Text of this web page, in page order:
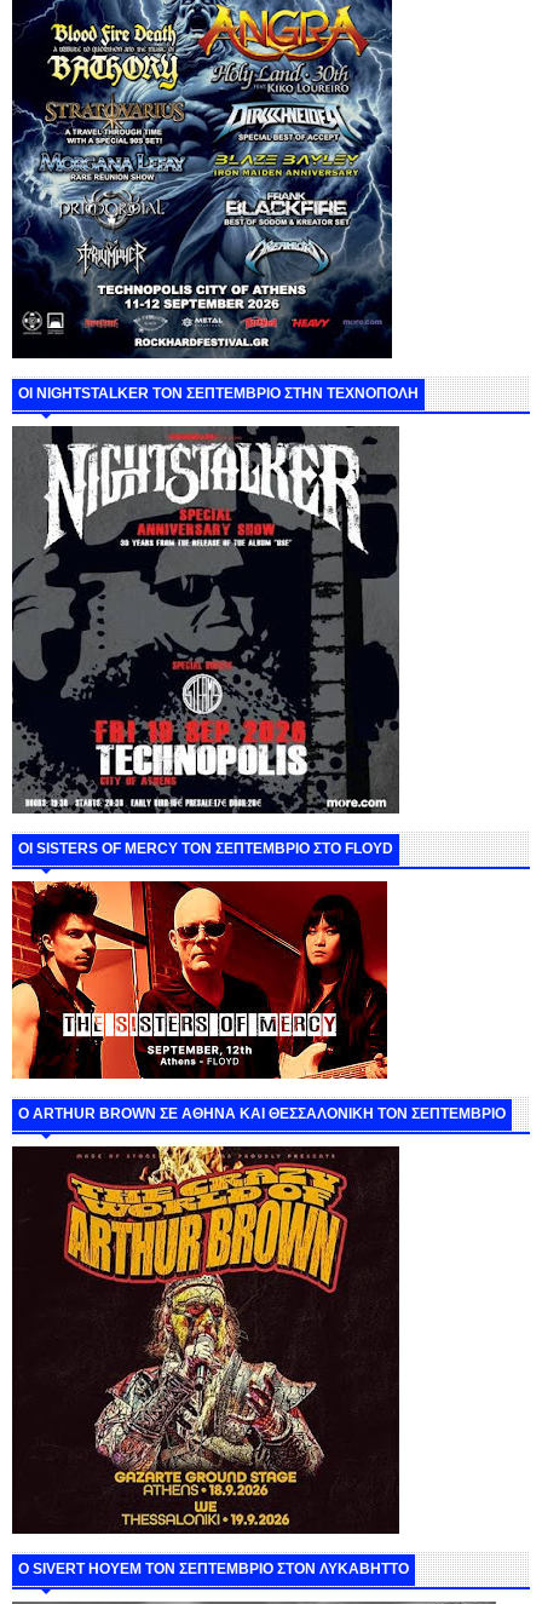
ΟΙ NIGHTSTALKER ΤΟΝ ΣΕΠΤΕΜΒΡΙΟ ΣΤΗΝ ΤΕΧΝΟΠΟΛΗ
ΟΙ SISTERS OF MERCY ΤΟΝ ΣΕΠΤΕΜΒΡΙΟ ΣΤΟ FLOYD
O ARTHUR BROWN ΣΕ ΑΘΗΝΑ ΚΑΙ ΘΕΣΣΑΛΟΝΙΚΗ ΤΟΝ ΣΕΠΤΕΜΒΡΙΟ
Ο SIVERT HOYEM ΤΟΝ ΣΕΠΤΕΜΒΡΙΟ ΣΤΟΝ ΛΥΚΑΒΗΤΤΟ